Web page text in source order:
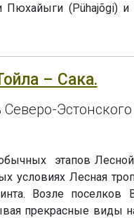
(Pühajõgi)
– Сака.
этапов
условиях Лесная
Возле
прекрасные виды